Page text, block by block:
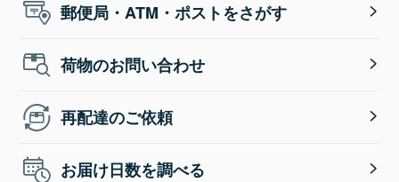
郵便局・ATM・ポストをさがす
荷物のお問い合わせ
再配達のご依頼
お届け日数を調べる